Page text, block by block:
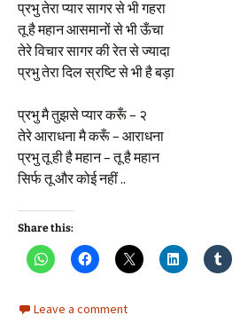
प्रभु तेरा प्यार सागर से भी गहरा
तू है महान आसमानों से भी ऊँचा
तेरे विचार सागर की रेत से ज्यादा
प्रभु तेरा दिल स्रष्टि से भी है बड़ा
प्रभु मै तुझसे प्यार करूँ – २
तेरे आराधना मै करूँ – आराधना
प्रभु तू ही है महान – तू है महान
सिर्फ तू और कोई नहीं ..
Share this:
Leave a comment